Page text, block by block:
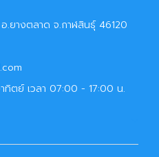
ยางตลาด จ.กาฬสินธุ์ 46120
ตย์ เวลา 07:00 - 17:00 น.